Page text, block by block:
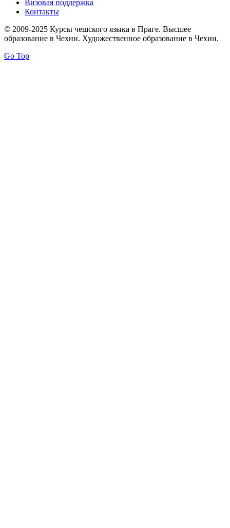
Визовая поддержка
Контакты
© 2009-2025 Курсы чешского языка в Праге. Высшее
образование в Чехии. Художественное образование в Чехии.
Go Top